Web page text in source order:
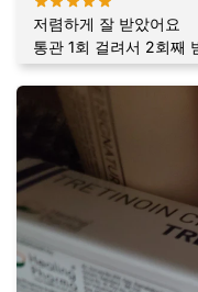
저렴하게 잘 받았어요
통관 1회 걸려서 2회째